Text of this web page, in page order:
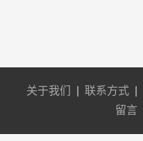
关于我们 联系方式
留言